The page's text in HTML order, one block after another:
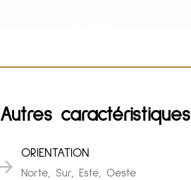
Autres caractéristiques
ORIENTATION
Norte, Sur, Este, Oeste